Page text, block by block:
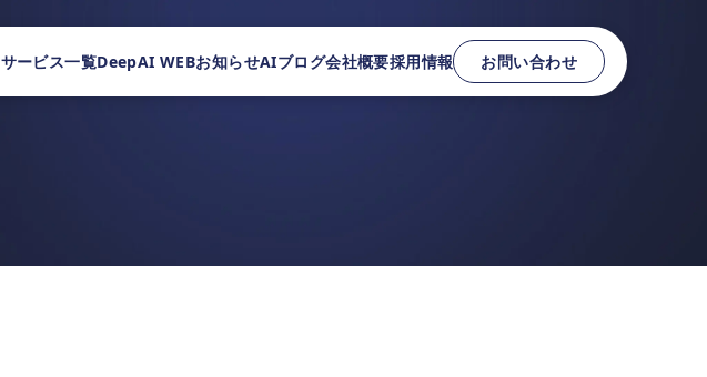
サービス一覧DeepAI WEBお知らせAIブログ会社概要採用情報 お問い合わせ